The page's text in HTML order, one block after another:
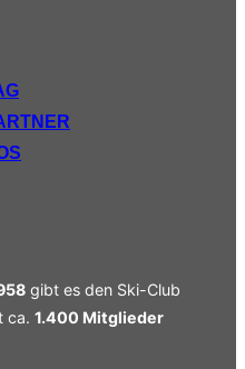
gibt es den Ski-Club
ca. 1.400 Mitglieder